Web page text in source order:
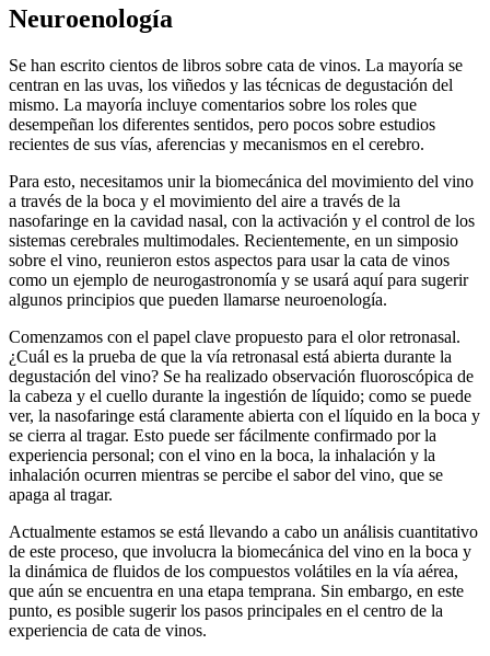
Neuroenología
Se han escrito cientos de libros sobre cata de vinos. La mayoría se
centran en las uvas, los viñedos y las técnicas de degustación del
mismo. La mayoría incluye comentarios sobre los roles que
desempeñan los diferentes sentidos, pero pocos sobre estudios
recientes de sus vías, aferencias y mecanismos en el cerebro.
Para esto, necesitamos unir la biomecánica del movimiento del vino
a través de la boca y el movimiento del aire a través de la
nasofaringe en la cavidad nasal, con la activación y el control de los
sistemas cerebrales multimodales. Recientemente, en un simposio
sobre el vino, reunieron estos aspectos para usar la cata de vinos
como un ejemplo de neurogastronomía y se usará aquí para sugerir
algunos principios que pueden llamarse neuroenología.
Comenzamos con el papel clave propuesto para el olor retronasal.
¿Cuál es la prueba de que la vía retronasal está abierta durante la
degustación del vino? Se ha realizado observación fluoroscópica de
la cabeza y el cuello durante la ingestión de líquido; como se puede
ver, la nasofaringe está claramente abierta con el líquido en la boca y
se cierra al tragar. Esto puede ser fácilmente confirmado por la
experiencia personal; con el vino en la boca, la inhalación y la
inhalación ocurren mientras se percibe el sabor del vino, que se
apaga al tragar.
Actualmente estamos se está llevando a cabo un análisis cuantitativo
de este proceso, que involucra la biomecánica del vino en la boca y
la dinámica de fluidos de los compuestos volátiles en la vía aérea,
que aún se encuentra en una etapa temprana. Sin embargo, en este
punto, es posible sugerir los pasos principales en el centro de la
experiencia de cata de vinos.